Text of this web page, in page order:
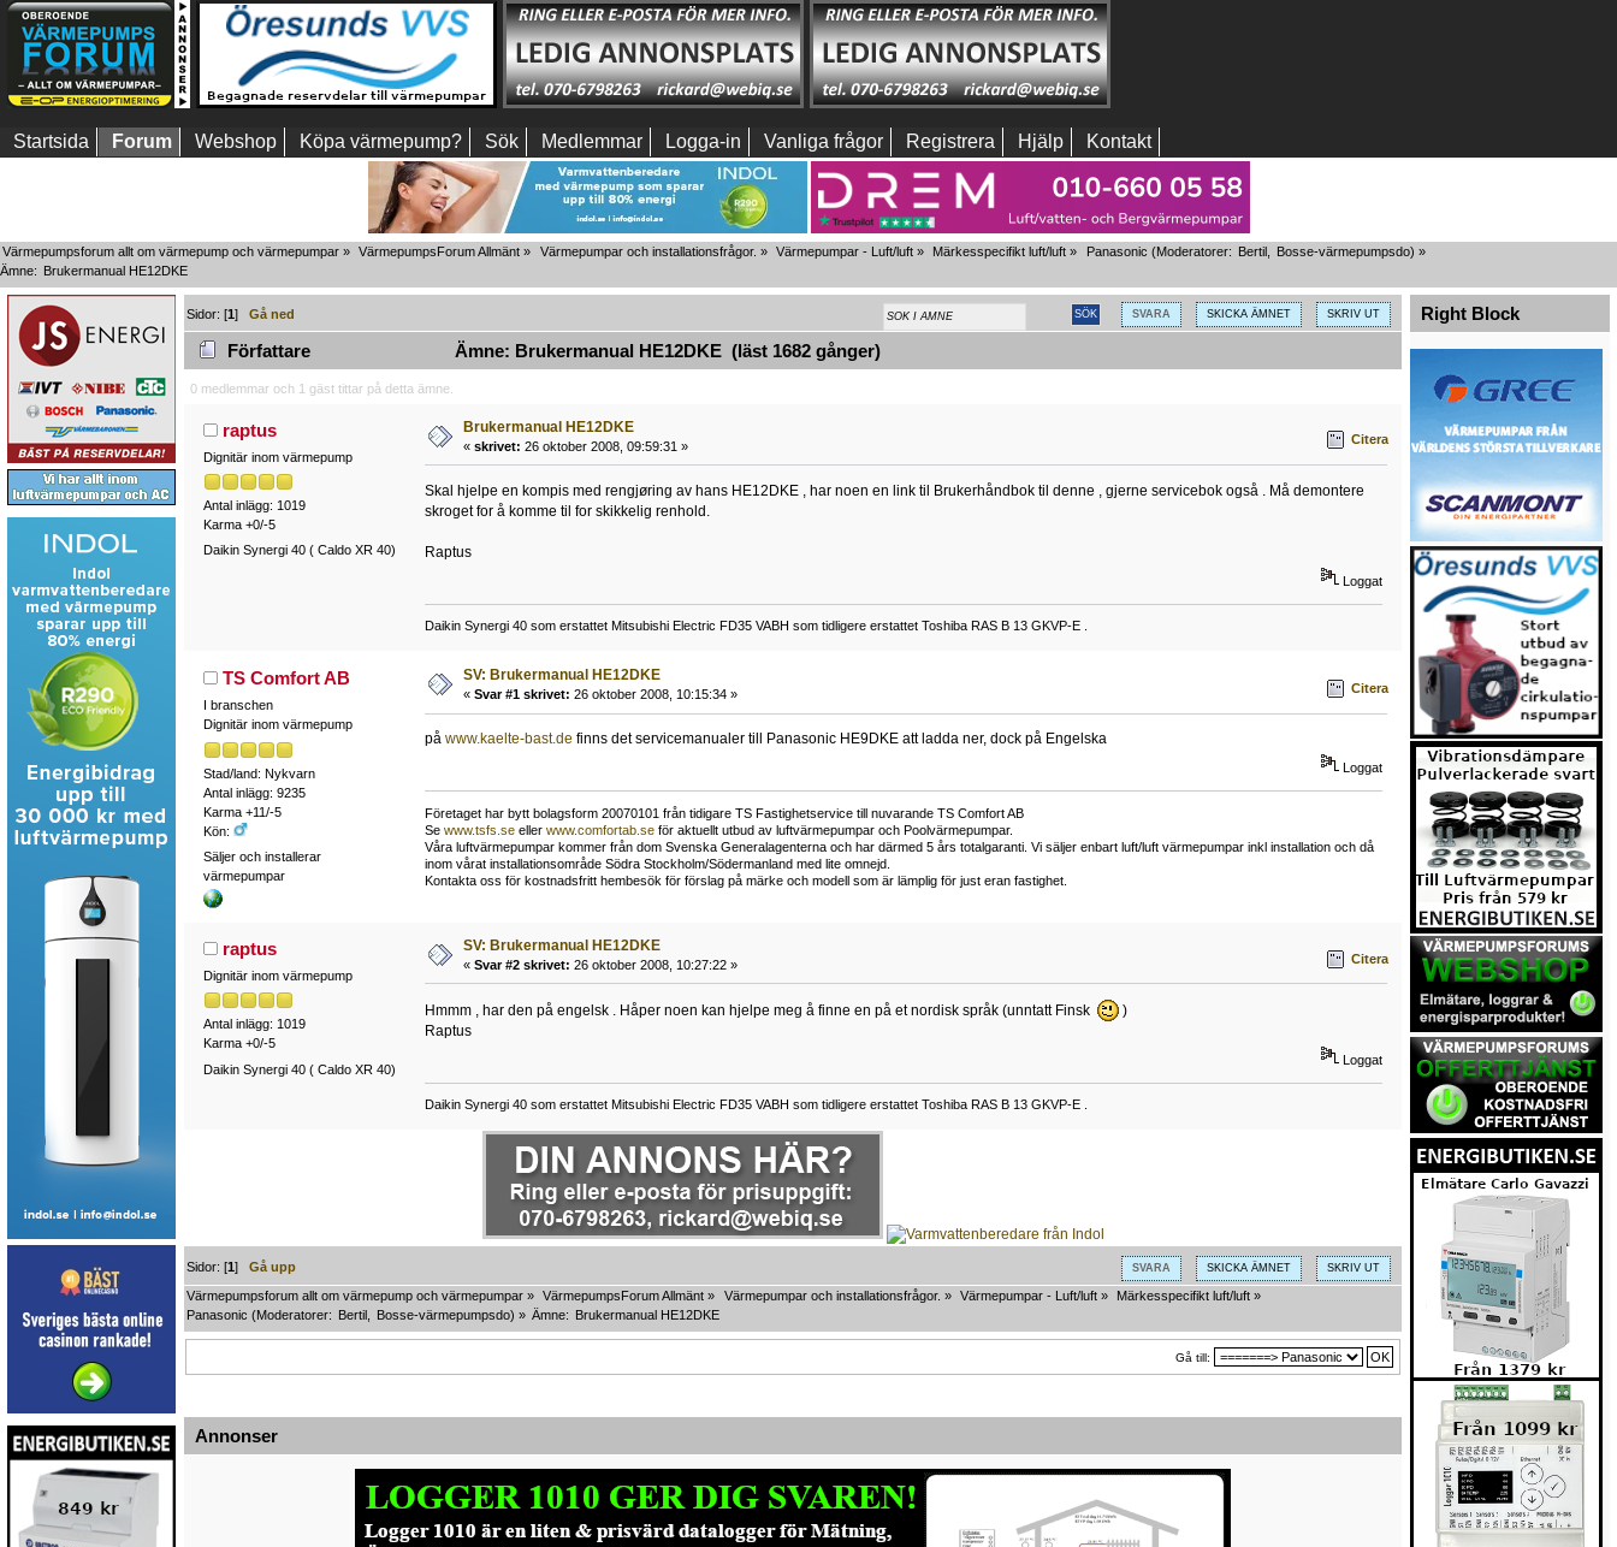
Startsida Forum Webshop Köpa värmepump? Sök Medlemmar Logga-in Vanliga frågor Registrera Hjälp Kontakt
Värmepumpsforum allt om värmepump och värmepumpar » VärmepumpsForum Allmänt » Värmepumpar och installationsfrågor. » Värmepumpar - Luft/luft» Märkesspecifikt luft/luft » Panasonic (Moderatorer: Bertil, Bosse-värmepumpsdo) »
Ämne: Brukermanual HE12DKE
SVARA SKICKA ÄMNET SKRIV UT
Sidor: [1]Gå ned
Författare Ämne: Brukermanual HE12DKE (läst 1682 gånger)
0 medlemmar och 1 gäst tittar på detta ämne.
raptus
Dignitär inom värmepump
Antal inlägg: 1019
Karma +0/-5
Daikin Synergi 40 ( Caldo XR 40)
Brukermanual HE12DKE
« skrivet: 26 oktober 2008, 09:59:31 » Citera
Skal hjelpe en kompis med rengjøring av hans HE12DKE , har noen en link til Brukerhåndbok til denne , gjerne servicebok også . Må demontere
skroget for å komme til for skikkelig renhold.
Raptus
Loggat
Daikin Synergi 40 som erstattet Mitsubishi Electric FD35 VABH som tidligere erstattet Toshiba RAS B 13 GKVP-E .
TS Comfort AB
I branschen
Dignitär inom värmepump
Stad/land: Nykvarn
Antal inlägg: 9235
Karma +11/-5
Kön:
Säljer och installerar
värmepumpar
SV: Brukermanual HE12DKE
« Svar #1 skrivet: 26 oktober 2008, 10:15:34 » Citera
på www.kaelte-bast.de finns det servicemanualer till Panasonic HE9DKE att ladda ner, dock på Engelska
Loggat
Företaget har bytt bolagsform 20070101 från tidigare TS Fastighetservice till nuvarande TS Comfort AB
Se www.tsfs.seeller www.comfortab.seför aktuellt utbud av luftvärmepumpar och Poolvärmepumpar.
Våra luftvärmepumpar kommer från dom Svenska Generalagenterna och har därmed 5 års totalgaranti. Vi säljer enbart luft/luft värmepumpar inkl installation och då
inom vårat installationsområde Södra Stockholm/Södermanland med lite omnejd.
Kontakta oss för kostnadsfritt hembesök för förslag på märke och modell som är lämplig för just eran fastighet.
raptus
Dignitär inom värmepump
Antal inlägg: 1019
Karma +0/-5
Daikin Synergi 40 ( Caldo XR 40)
SV: Brukermanual HE12DKE
« Svar #2 skrivet: 26 oktober 2008, 10:27:22 » Citera
Hmmm , har den på engelsk . Håper noen kan hjelpe meg å finne en på et nordisk språk (unntatt Finsk
)
Raptus
Loggat
Daikin Synergi 40 som erstattet Mitsubishi Electric FD35 VABH som tidligere erstattet Toshiba RAS B 13 GKVP-E .
SVARA SKICKA ÄMNET SKRIV UT
Sidor: [1]Gå upp
Värmepumpsforum allt om värmepump och värmepumpar » VärmepumpsForum Allmänt » Värmepumpar och installationsfrågor. » Värmepumpar - Luft/luft» Märkesspecifikt luft/luft »
Panasonic (Moderatorer: Bertil Bosse-värmepumpsdo) » Ämne: Brukermanual HE12DKE
Gå till:
Annonser
Right Block